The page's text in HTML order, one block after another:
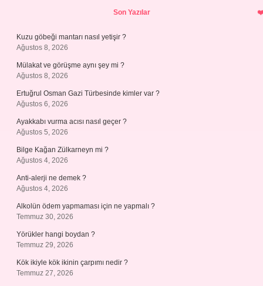
Son Yazılar
Kuzu göbeği mantarı nasıl yetişir ?
Ağustos 8, 2026
Mülakat ve görüşme aynı şey mi ?
Ağustos 8, 2026
Ertuğrul Osman Gazi Türbesinde kimler var ?
Ağustos 6, 2026
Ayakkabı vurma acısı nasıl geçer ?
Ağustos 5, 2026
Bilge Kağan Zülkarneyn mi ?
Ağustos 4, 2026
Anti-alerji ne demek ?
Ağustos 4, 2026
Alkolün ödem yapmaması için ne yapmalı ?
Temmuz 30, 2026
Yörükler hangi boydan ?
Temmuz 29, 2026
Kök ikiyle kök ikinin çarpımı nedir ?
Temmuz 27, 2026